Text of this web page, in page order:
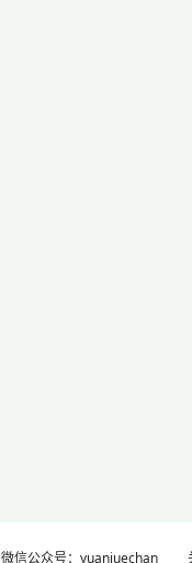
微信公众号：yuanjuechan